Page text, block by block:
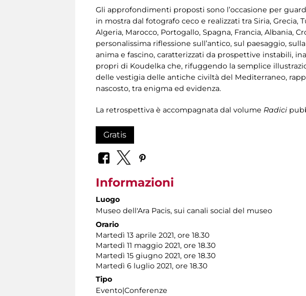
Gli approfondimenti proposti sono l’occasione per
in mostra dal fotografo ceco e realizzati tra Siria, Grecia,
Algeria, Marocco, Portogallo, Spagna, Francia, Albania,
personalissima riflessione sull’antico, sul paesaggio,
anima e fascino, caratterizzati da prospettive instabili,
propri di Koudelka che, rifuggendo la semplice
delle vestigia delle antiche civiltà del Mediterraneo,
nascosto, tra enigma ed evidenza.
La retrospettiva è accompagnata dal volume Radici
Gratis
Informazioni
Luogo
Museo dell'Ara Pacis, sui canali social del museo
Orario
Martedì 13 aprile 2021, ore 18.30
Martedì 11 maggio 2021, ore 18.30
Martedì 15 giugno 2021, ore 18.30
Martedì 6 luglio 2021, ore 18.30
Tipo
Evento|Conferenze